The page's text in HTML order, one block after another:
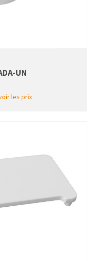
UN
les prix